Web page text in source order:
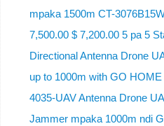
mpaka 1500m CT-
7,500.00 $ 7,200.00 5 pa 5
Directional Antenna Drone
up to 1000m with GO
4035-UAV Antenna Drone
Jammer mpaka 1000m ndi